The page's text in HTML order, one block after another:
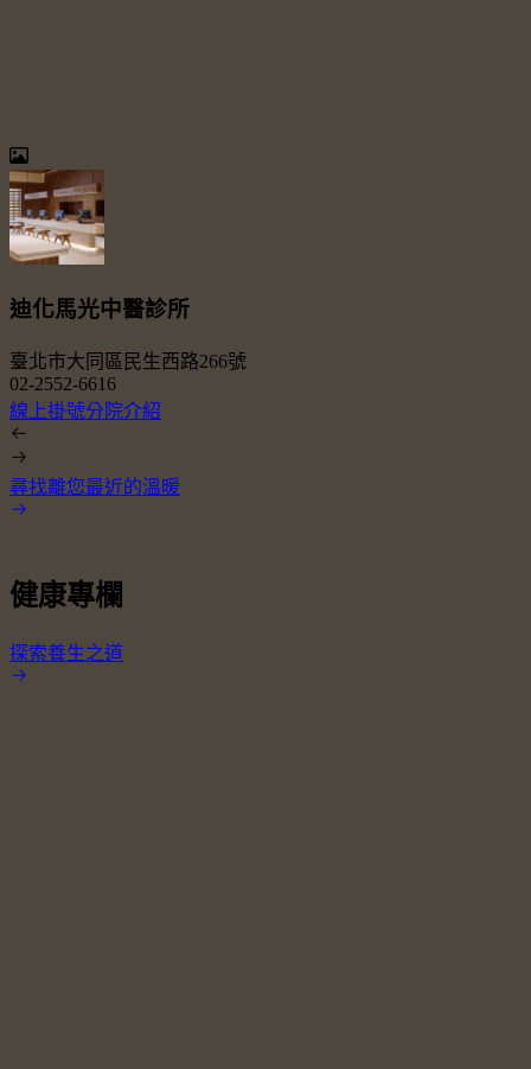
迪化馬光中醫診所
臺北市大同區民生西路266號
02-2552-6616
線上掛號分院介紹
尋找離您最近的溫暖
健康專欄
探索養生之道